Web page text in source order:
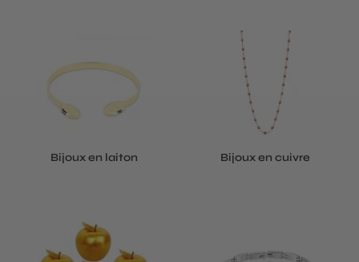
Bijoux en laiton Bijoux en cuivre